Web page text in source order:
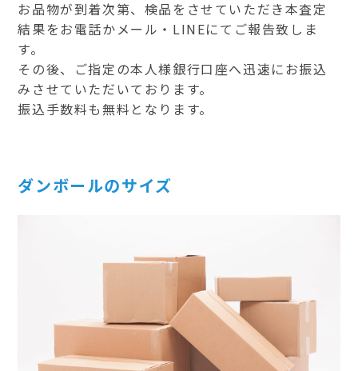
お品物が到着次第、検品をさせていただき本査定
結果をお電話かメール・LINEにてご報告致しま
す。
その後、ご指定の本人様銀行口座へ迅速にお振込
みさせていただいております。
振込手数料も無料となります。
ダンボールのサイズ